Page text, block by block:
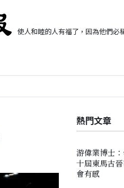
使人和睦的人有福了，因為他們必
熱門文章
游偉業博士
十屆東馬古
會有感